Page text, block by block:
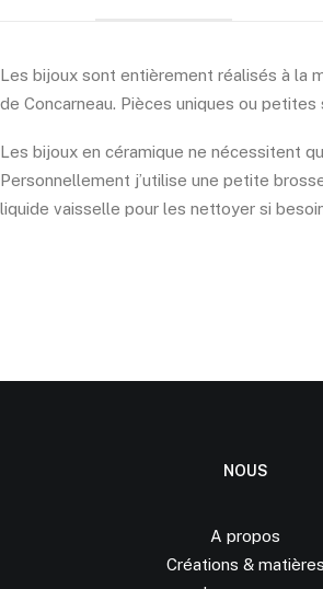
Les bijoux sont entièrement réalisés à la
de Concarneau. Pièces uniques ou petites
Les bijoux en céramique ne nécessitent
Personnellement j’utilise une petite
liquide vaisselle pour les nettoyer si
NOUS
A propos
Créations & matières